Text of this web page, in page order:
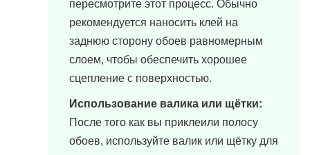
пересмотрите этот процесс. Обычно
рекомендуется наносить клей на
заднюю сторону обоев равномерным
слоем, чтобы обеспечить хорошее
сцепление с поверхностью.
Использование валика или щётки:
После того как вы приклеили полосу
обоев, используйте валик или щётку для